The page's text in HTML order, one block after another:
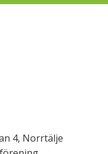
4, Norrtälje